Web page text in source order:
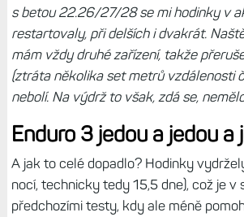
s betou 22.26/27/28 se mi hodinky v
restartovaly, při delších i dvakrát.
mám vždy druhé zařízení, takže
(ztráta několika set metrů vzdálenosti
nebolí. Na výdrž to však, zdá se,
Enduro 3 jedou a jedou a
A jak to celé dopadlo? Hodinky
nocí, technicky tedy 15,5 dne), což je v
předchozími testy, kdy ale méně